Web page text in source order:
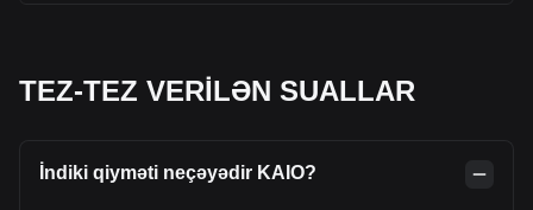
TEZ-TEZ VERİLƏN SUALLAR
İndiki qiyməti neçəyədir KAIO?